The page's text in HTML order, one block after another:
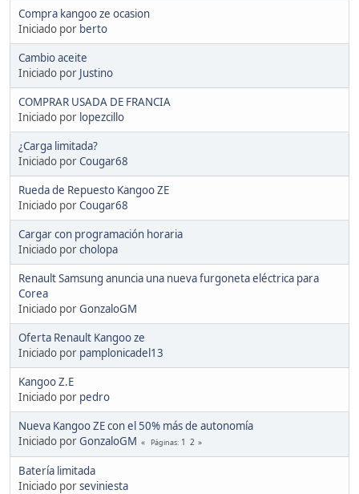
Compra kangoo ze ocasion
Iniciado por berto
Cambio aceite
Iniciado por Justino
COMPRAR USADA DE FRANCIA
Iniciado por lopezcillo
¿Carga limitada?
Iniciado porCougar68
Rueda de Repuesto Kangoo ZE
Iniciado porCougar68
Cargar con programación horaria
Iniciado porcholopa
Renault Samsung anuncia una nueva furgoneta eléctrica para
Corea
Iniciado porGonzaloGM
Oferta Renault Kangoo ze
Iniciado por pamplonicadel13
Kangoo Z.E
Iniciado por pedro
Nueva Kangoo ZE con el 50% más de autonomía
Iniciado porGonzaloGM Páginas 1 2
Batería limitada
Iniciado porseviniesta